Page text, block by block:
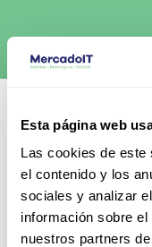
Esta página web
Las cookies de este
el contenido y los
sociales y analizar
información sobre
nuestros partners